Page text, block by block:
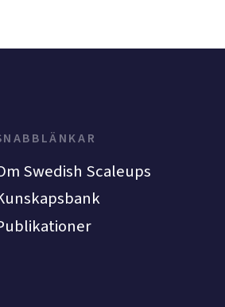
Swedish Scaleups